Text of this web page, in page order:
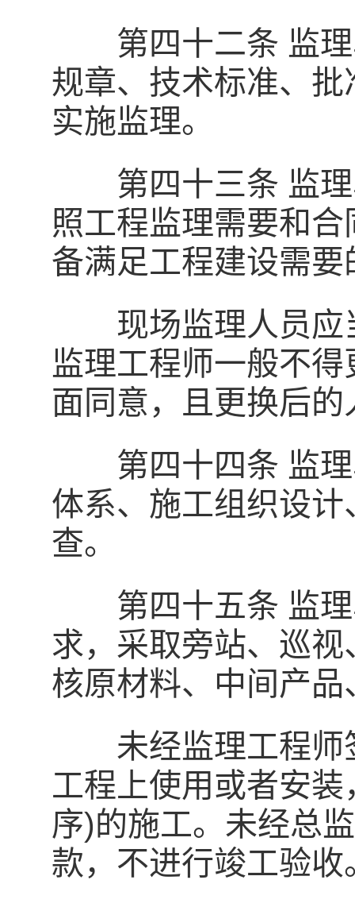
第四十二条 监理
规章、技术标准、
实施监理。
第四十三条 监理
照工程监理需要和
备满足工程建设需
现场监理人员应
监理工程师一般不
面同意，且更换后
第四十四条 监理
体系、施工组织设
查。
第四十五条 监理
求，采取旁站、巡
核原材料、中间产
未经监理工程师
工程上使用或者安
序)的施工。未经总
款，不进行竣工验收